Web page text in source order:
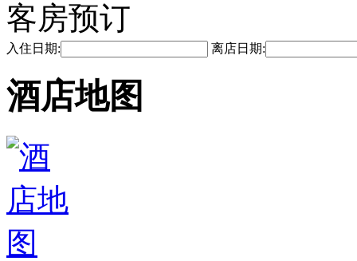
客房预订
入住日期: 离店日期:
酒店地图